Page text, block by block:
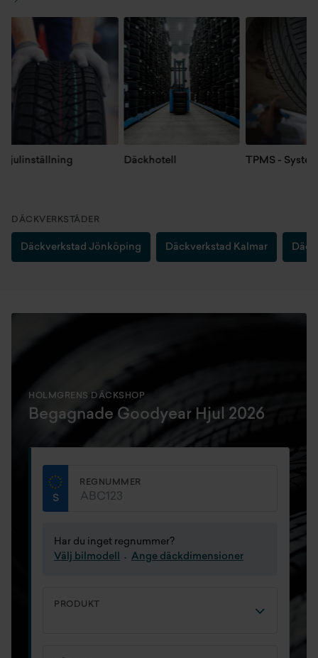
Däckhotell TPMS - System
DÄCKVERKSTÄDER
Däckverkstad Jönköping Däckverkstad Kalmar
HOLMGRENS DÄCKSHOP
Begagnade Goodyear Hjul 2026
REGNUMMER
Har du inget regnummer?
Välj bilmodell
Ange däckdimensioner
PRODUKT